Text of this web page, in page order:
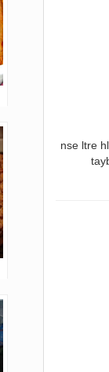
nse ltre